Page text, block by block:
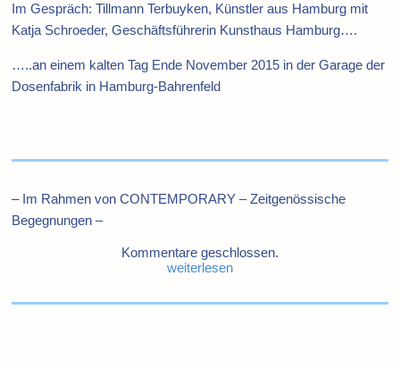
Im Gespräch: Tillmann Terbuyken, Künstler aus Hamburg mit
Katja Schroeder, Geschäftsführerin Kunsthaus Hamburg….
…..an einem kalten Tag Ende November 2015 in der Garage der
Dosenfabrik in Hamburg-Bahrenfeld
– Im Rahmen von CONTEMPORARY – Zeitgenössische
Begegnungen –
Kommentare geschlossen.
weiterlesen